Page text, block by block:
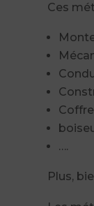
Ces
….
Plus,